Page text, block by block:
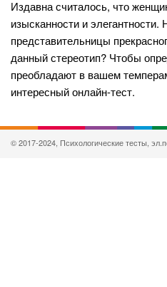
Издавна считалось, что
изысканности и элегантности.
представительницы
данный стереотип? Чтобы
преобладают в вашем
интересный онлайн-тест.
© 2017-2024, Психологические тесты,